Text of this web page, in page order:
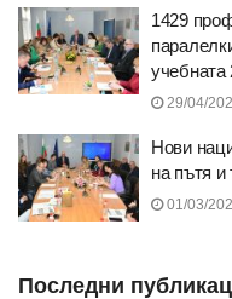
1429
учебната
29/04/
Нови
на пътя
01/03/
Последни